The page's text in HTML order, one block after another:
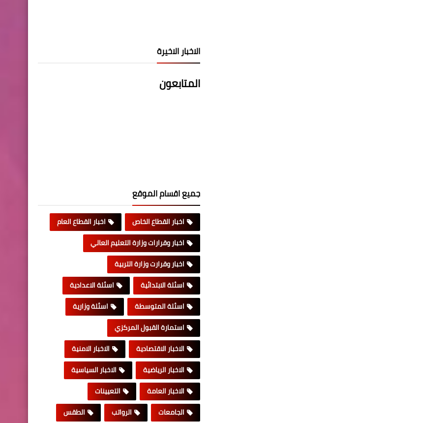
الاخبار الاخيرة
المتابعون
جميع اقسام الموقع
اخبار القطاع الخاص
اخبار القطاع العام
اخبار وقرارات وزارة التعليم العالي
اخبار وقرارت وزارة التربية
اسئلة الابتدائية
اسئلة الاعدادية
اسئلة المتوسطة
اسئلة وزارية
استمارة القبول المركزي
الاخبار الاقتصادية
الاخبار الامنية
الاخبار الرياضية
الاخبار السياسية
الاخبار العامة
التعيينات
الجامعات
الرواتب الطقس